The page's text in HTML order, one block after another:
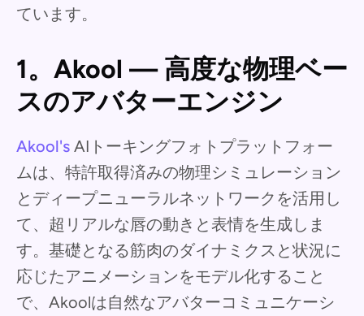
ています。
1。Akool — 高度な物理ベー
スのアバターエンジン
Akool's AIトーキングフォトプラットフォー
ムは、特許取得済みの物理シミュレーション
とディープニューラルネットワークを活用し
て、超リアルな唇の動きと表情を生成しま
す。基礎となる筋肉のダイナミクスと状況に
応じたアニメーションをモデル化すること
で、Akoolは自然なアバターコミュニケーシ